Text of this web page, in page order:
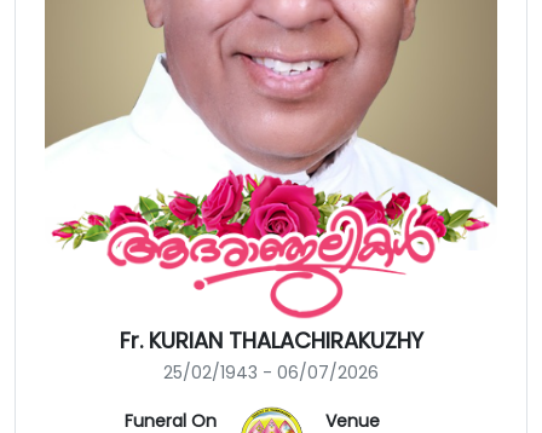
Fr. KURIAN THALACHIRAKUZHY
25/02/1943 - 06/07/2026
Funeral On
Venue